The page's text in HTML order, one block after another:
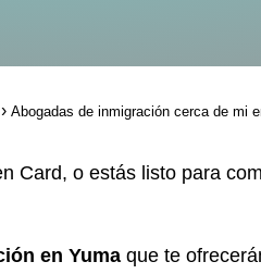
Abogadas de inmigración cerca de mi
Card, o estás listo para
en Yuma que te